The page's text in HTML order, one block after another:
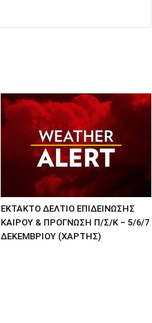
ΕΚΤΑΚΤΟ ΔΕΛΤΙΟ ΕΠΙΔΕΙΝΩΣΗΣ
ΚΑΙΡΟΥ & ΠΡΟΓΝΩΣΗ Π/Σ/Κ – 5/6/7
ΔΕΚΕΜΒΡΙΟΥ (ΧΑΡΤΗΣ)